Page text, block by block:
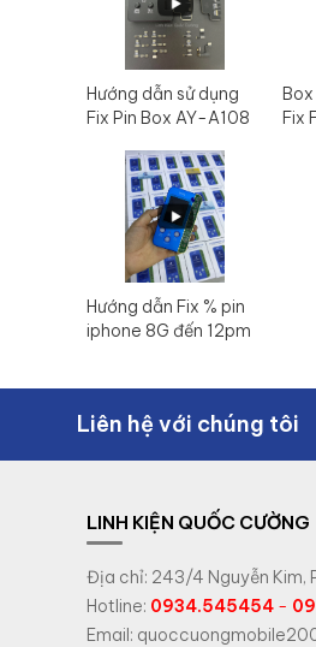
Hướng dẫn sử dụng
Fix Pin Box AY-A108
nhất 2023
Fix
Hướng dẫn Fix % pin
iphone 8G đến 12pm
Liên hệ với chúng tôi
LINH KIỆN QUỐC CƯỜNG
Địa chỉ: 243/4 Nguyễn Kim,
Hotline: 0934.545454 -
Email: